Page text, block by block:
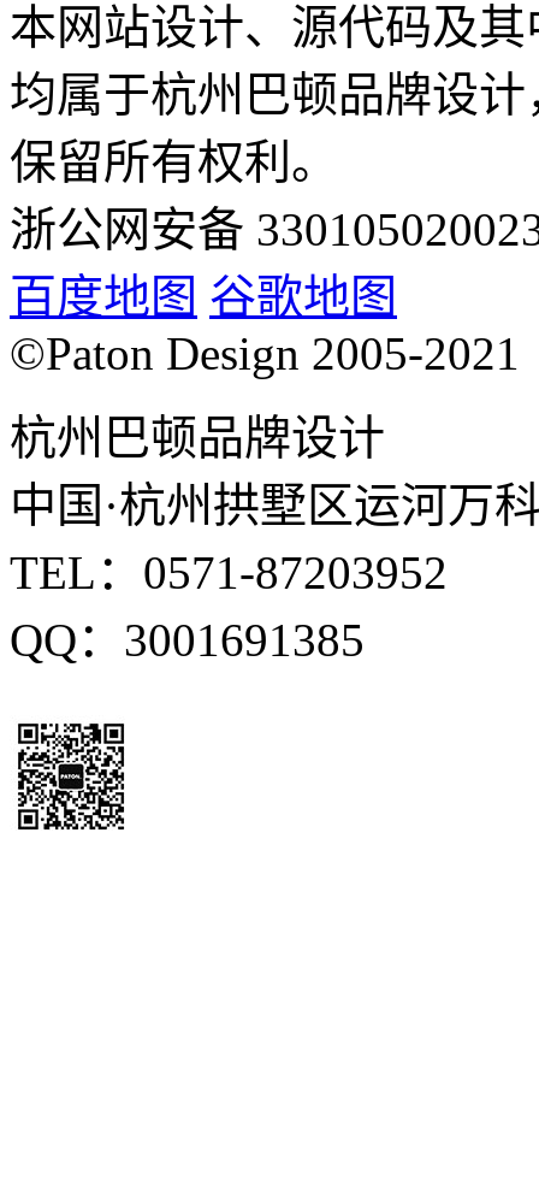
本网站设计、源代码及
均属于杭州巴顿品牌设计
保留所有权利。
浙公网安备
百度地图 谷歌地图
©Paton Design 2005-2021
杭州巴顿品牌设计
中国·杭州拱墅区运河万
TEL：0571-87203952
QQ：3001691385